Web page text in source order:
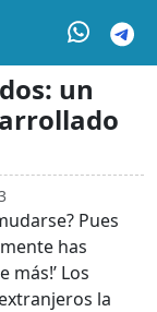
un
Pues
has
más!’ Los
la